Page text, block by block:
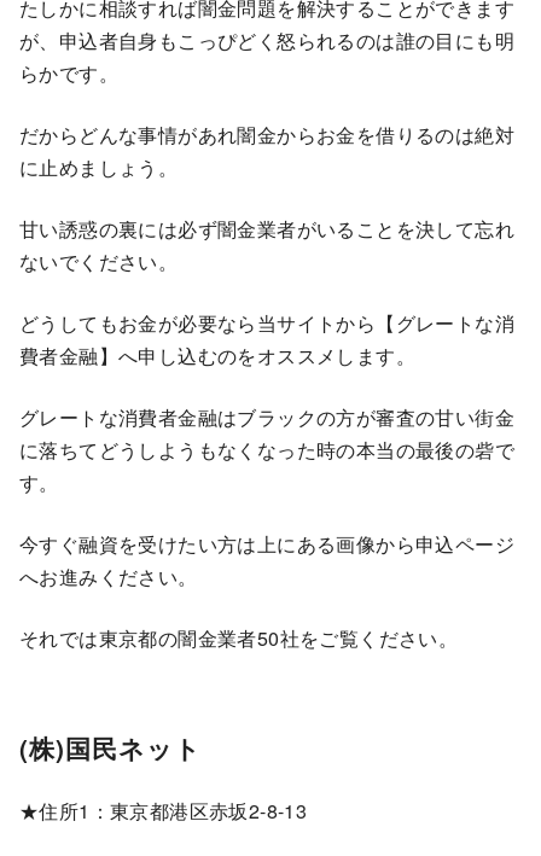
たしかに相談すれば闇金問題を解決することができます
が、申込者自身もこっぴどく怒られるのは誰の目にも明
らかです。
だからどんな事情があれ闇金からお金を借りるのは絶対
に止めましょう。
甘い誘惑の裏には必ず闇金業者がいることを決して忘れ
ないでください。
どうしてもお金が必要なら当サイトから【グレートな消
費者金融】へ申し込むのをオススメします。
グレートな消費者金融はブラックの方が審査の甘い街金
に落ちてどうしようもなくなった時の本当の最後の砦で
す。
今すぐ融資を受けたい方は上にある画像から申込ページ
へお進みください。
それでは東京都の闇金業者50社をご覧ください。
(株)国民ネット
★住所1：東京都港区赤坂2-8-13